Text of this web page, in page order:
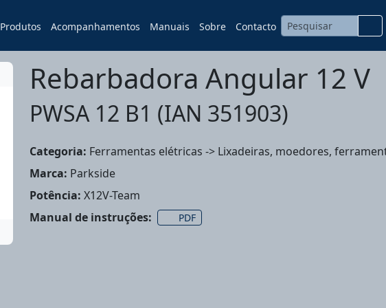
Produtos Acompanhamentos Manuais Sobre Contacto
Rebarbadora Angular 12 V
PWSA 12 B1 (IAN 351903)
Categoria: Ferramentas elétricas -> Lixadeiras, moedores,
Marca: Parkside
Potência: X12V-Team
Manual de instruções:
PDF